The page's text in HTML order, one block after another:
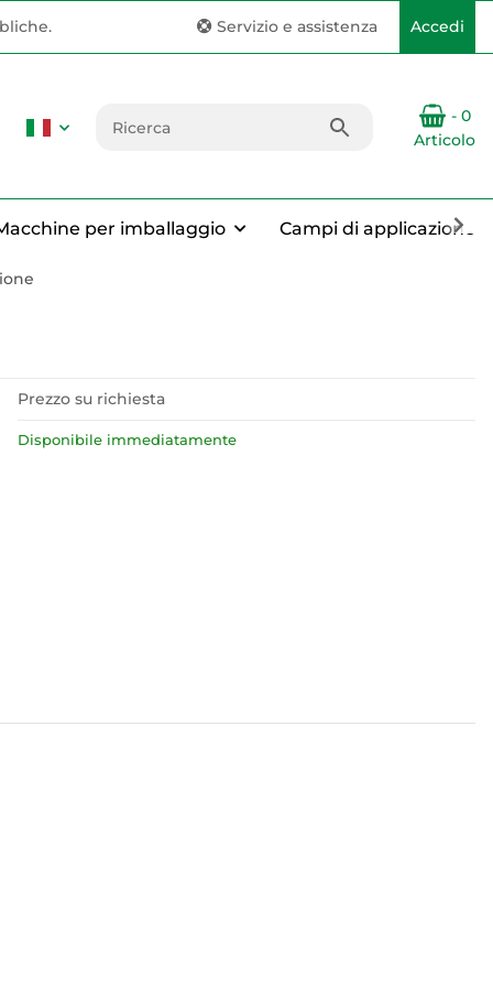
Servizio e assistenza Accedi
- 0
Articolo
per imballaggio Campi di applicazione
Disponibile immediatamente
Prezzo su richiesta